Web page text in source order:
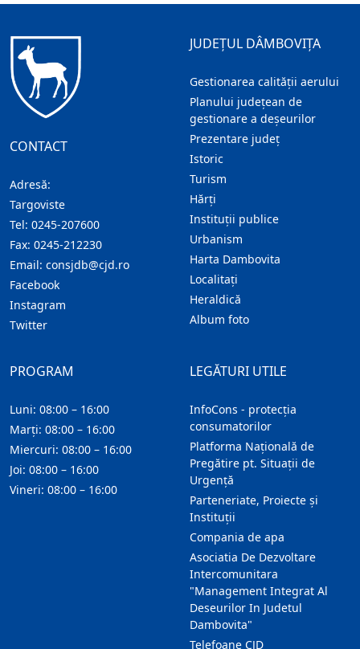
CONTACT
Adresă:
Targoviste
Tel: 0245-207600
Fax: 0245-212230
Email: consjdb@cjd.ro
Facebook
Instagram
Twitter
JUDEȚUL DÂMBOVIȚA
Gestionarea calității aerului
Planului județean de
gestionare a deșeurilor
Prezentare judeţ
Istoric
Turism
Hărţi
Instituţii publice
Urbanism
Harta Dambovita
Localitaţi
Heraldică
Album foto
LEGĂTURI UTILE
InfoCons - protecția
consumatorilor
Platforma Națională de
Pregătire pt. Situații de
Urgență
Parteneriate, Proiecte și
Instituții
Compania de apa
Asociatia De Dezvoltare
Intercomunitara
"Management Integrat Al
Deseurilor In Judetul
Dambovita"
Telefoane CJD
PROGRAM
Luni: 08:00 – 16:00
Marți: 08:00 – 16:00
Miercuri: 08:00 – 16:00
Joi: 08:00 – 16:00
Vineri: 08:00 – 16:00